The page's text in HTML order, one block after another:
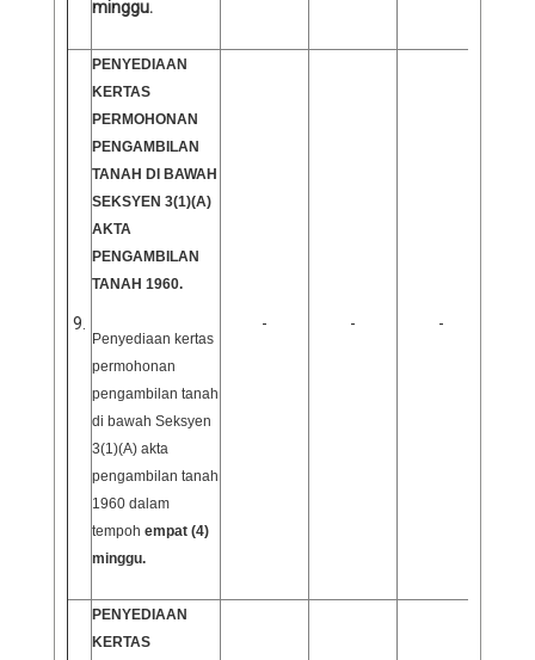
minggu.
9.
PENYEDIAAN
KERTAS
PERMOHONAN
PENGAMBILAN
TANAH DI BAWAH
SEKSYEN 3(1)(A)
AKTA
PENGAMBILAN
TANAH 1960.
Penyediaan kertas
permohonan
pengambilan tanah
di bawah Seksyen
3(1)(A) akta
pengambilan tanah
1960 dalam
tempoh empat (4)
minggu.
- - -
PENYEDIAAN
KERTAS